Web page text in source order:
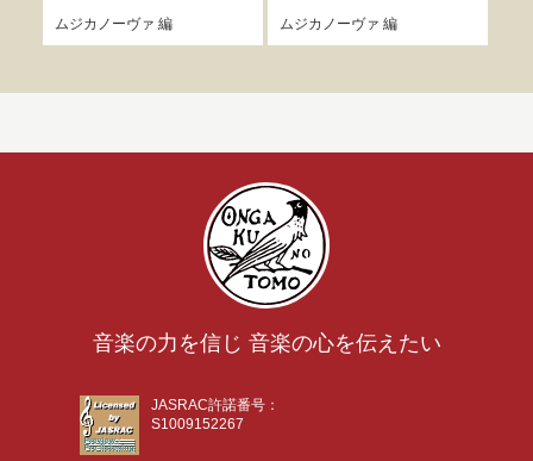
ムジカノーヴァ 編 ムジカノーヴァ 編
音楽の力を信じ 音楽の心を伝えたい
JASRAC許諾番号：
S1009152267